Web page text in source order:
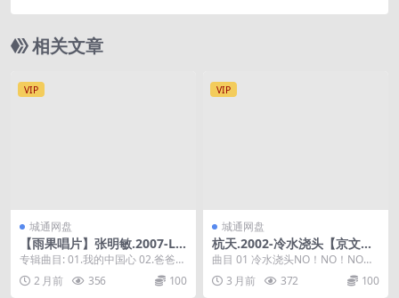
相关文章
VIP
城通网盘
【雨果唱片】张明敏.2007-LP
CD45【HUGO】【WAV+CU
专辑曲目: 01.我的中国心 02.爸爸的
草鞋 03.龙上行 04.黄河愿 05...
2 月前 356 100
VIP
城通网盘
杭天.2002-冷水浇头【京文】
【WAV+CUE】
曲目 01 冷水浇头NO！NO！NO！
02 嘿，我的南方摇滚兄弟 03 牢骚
大...3 月前 372 100